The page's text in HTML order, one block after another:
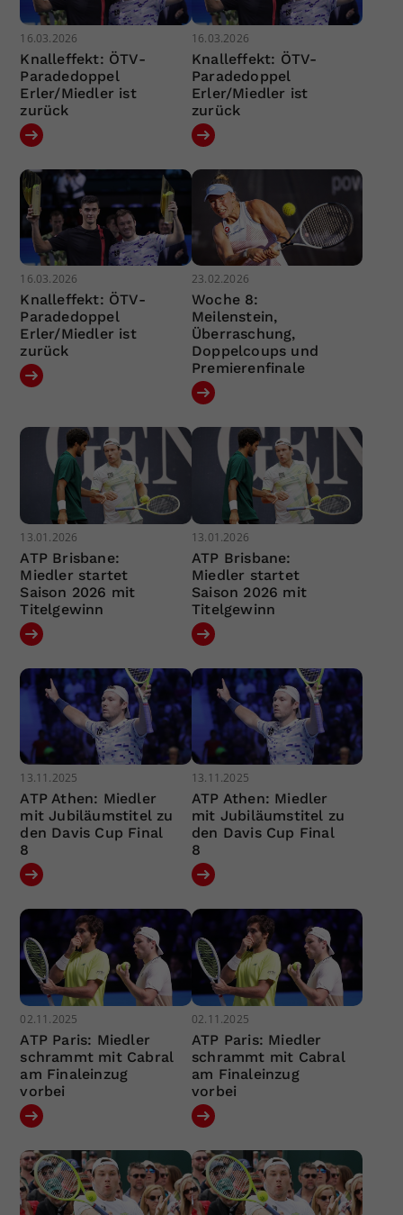
16.03.2026
Knalleffekt: ÖTV-
Paradedoppel
Erler/Miedler ist
zurück
16.03.2026
Knalleffekt: ÖTV-
Paradedoppel
Erler/Miedler ist
zurück
16.03.2026
Knalleffekt: ÖTV-
Paradedoppel
Erler/Miedler ist
zurück
23.02.2026
Woche 8:
Meilenstein,
Überraschung,
Doppelcoups und
Premierenfinale
13.01.2026
ATP Brisbane:
Miedler startet
Saison 2026 mit
Titelgewinn
13.01.2026
ATP Brisbane:
Miedler startet
Saison 2026 mit
Titelgewinn
13.11.2025
ATP Athen: Miedler
mit Jubiläumstitel zu
den Davis Cup Final
8
13.11.2025
ATP Athen: Miedler
mit Jubiläumstitel zu
den Davis Cup Final
8
02.11.2025
ATP Paris: Miedler
schrammt mit Cabral
am Finaleinzug
vorbei
02.11.2025
ATP Paris: Miedler
schrammt mit Cabral
am Finaleinzug
vorbei